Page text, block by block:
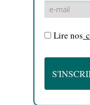
Lire nos